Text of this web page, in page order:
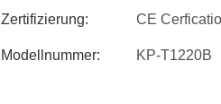
Zertifizierung: CE
Modellnummer: KP-T1220B